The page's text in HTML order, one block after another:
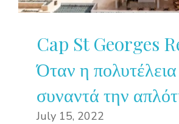
Cap St Georges
Όταν η πολυτέλεια
συναντά την
July 15, 2022